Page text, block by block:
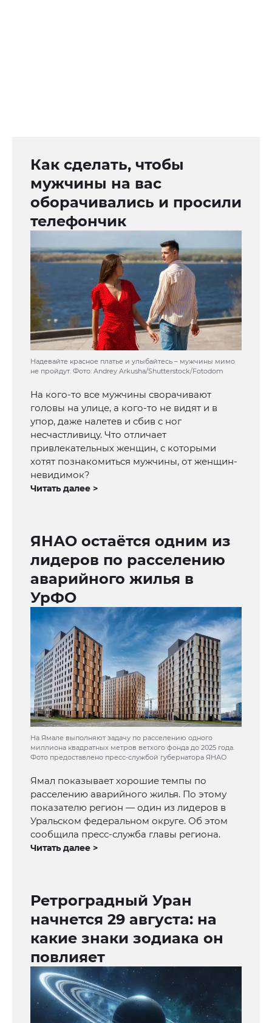
Как сделать, чтобы
мужчины на вас
оборачивались и просили
телефончик
Надевайте красное платье и улыбайтесь – мужчины мимо
не пройдут. Фото: Andrey Arkusha/Shutterstock/Fotodom
На кого-то все мужчины сворачивают
головы на улице, а кого-то не видят и в
упор, даже налетев и сбив с ног
несчастливицу. Что отличает
привлекательных женщин, с которыми
хотят познакомиться мужчины, от женщин-
невидимок?
Читать далее >
ЯНАО остаётся одним из
лидеров по расселению
аварийного жилья в
УрФО
На Ямале выполняют задачу по расселению одного
миллиона квадратных метров ветхого фонда до 2025 года.
Фото предоставлено пресс-службой губернатора ЯНАО
Ямал показывает хорошие темпы по
расселению аварийного жилья. По этому
показателю регион — один из лидеров в
Уральском федеральном округе. Об этом
сообщила пресс-служба главы региона.
Читать далее >
Ретроградный Уран
начнется 29 августа: на
какие знаки зодиака он
повлияет